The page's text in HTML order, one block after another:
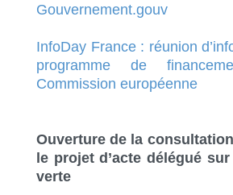
Gouvernement.gouv
InfoDay France : réunion
programme de
Commission européenne
Ouverture de la
le projet d’acte délégué
verte